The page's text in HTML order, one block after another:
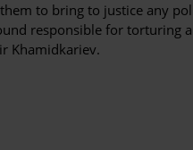
to bring to justice any
responsible for torturing
Khamidkariev.